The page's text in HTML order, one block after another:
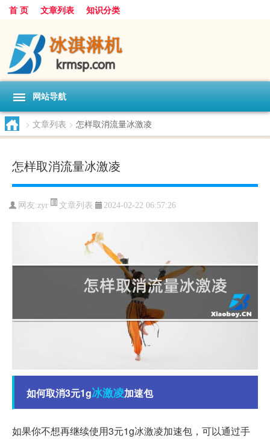
首 页 文章列表 知识分类
网站导航
> 文章列表 > 怎样取消流量冰激凌
怎样取消流量冰激凌
网友:zyr 文章列表 2024-02-22 06:57:26
如何取消3元1g冰激凌加速包
如果你不想再继续使用3元1g冰激凌加速包，可以通过手